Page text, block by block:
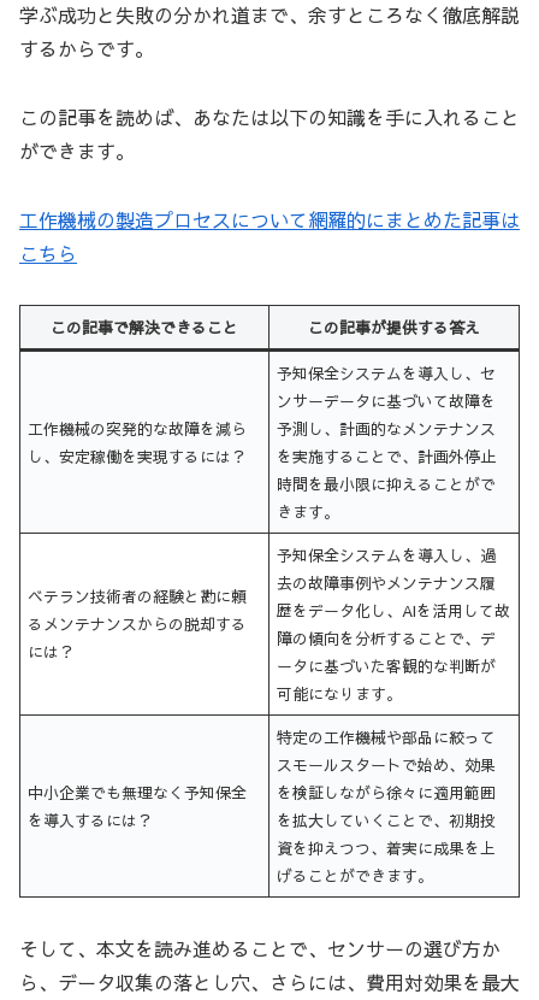
学ぶ成功と失敗の分かれ道まで、余すところなく徹底解説
するからです。
この記事を読めば、あなたは以下の知識を手に入れること
ができます。
工作機械の製造プロセスについて網羅的にまとめた記事は
こちら
この記事で解決できること この記事が提供する答え
工作機械の突発的な故障を減ら
し、安定稼働を実現するには？
予知保全システムを導入し、セ
ンサーデータに基づいて故障を
予測し、計画的なメンテナンス
を実施することで、計画外停止
時間を最小限に抑えることがで
きます。
ベテラン技術者の経験と勘に頼
るメンテナンスからの脱却する
には？
予知保全システムを導入し、過
去の故障事例やメンテナンス履
歴をデータ化し、AIを活用して故
障の傾向を分析することで、デ
ータに基づいた客観的な判断が
可能になります。
中小企業でも無理なく予知保全
を導入するには？
特定の工作機械や部品に絞って
スモールスタートで始め、効果
を検証しながら徐々に適用範囲
を拡大していくことで、初期投
資を抑えつつ、着実に成果を上
げることができます。
そして、本文を読み進めることで、センサーの選び方か
ら、データ収集の落とし穴、さらには、費用対効果を最大